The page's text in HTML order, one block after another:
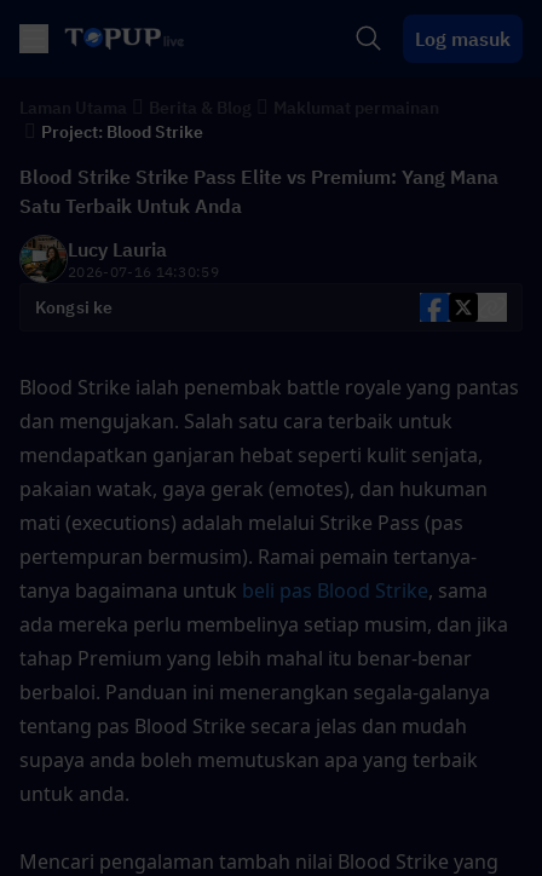
Log masuk
Project: Blood Strike
Blood Strike Strike Pass Elite vs Premium: Yang Mana
Satu Terbaik Untuk Anda
Lucy Lauria
2026-07-16 14:30:59
Kongsi ke
Blood Strike ialah penembak battle royale yang pantas
dan mengujakan. Salah satu cara terbaik untuk
mendapatkan ganjaran hebat seperti kulit senjata,
pakaian watak, gaya gerak (emotes), dan hukuman
mati (executions) adalah melalui Strike Pass (pas
pertempuran bermusim). Ramai pemain tertanya-
tanya bagaimana untuk beli pas Blood Strike, sama
ada mereka perlu membelinya setiap musim, dan jika
tahap Premium yang lebih mahal itu benar-benar
berbaloi. Panduan ini menerangkan segala-galanya
tentang pas Blood Strike secara jelas dan mudah
supaya anda boleh memutuskan apa yang terbaik
untuk anda.
Mencari pengalaman tambah nilai Blood Strike yang